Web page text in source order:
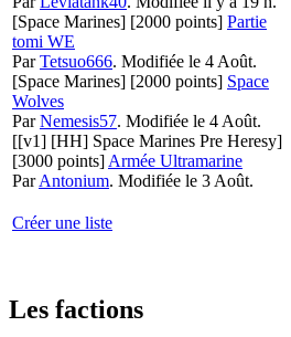
[Space Marines] [2000 points] Partie
tomi WE
ParTetsuo666. Modifiée le 4 Août.
[Space Marines] [2000 points] Space
Wolves
ParNemesis57. Modifiée le 4 Août.
[[v1] [HH] Space Marines Pre Heresy]
[3000 points] Armée Ultramarine
ParAntonium. Modifiée le 3 Août.
Créer une liste
Les factions